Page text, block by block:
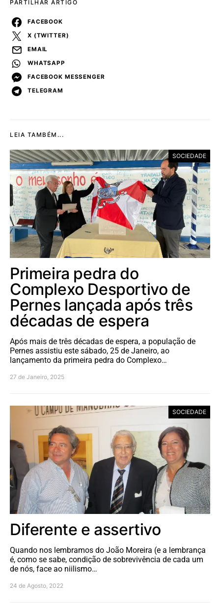
PARTILHAR ARTIGO
FACEBOOK
X (TWITTER)
EMAIL
WHATSAPP
FACEBOOK MESSENGER
TELEGRAM
LEIA TAMBÉM...
SOCIEDADE
Primeira pedra do
Complexo Desportivo de
Pernes lançada após três
décadas de espera
Após mais de três décadas de espera, a população de
Pernes assistiu este sábado, 25 de Janeiro, ao
lançamento da primeira pedra do Complexo…
27 de Janeiro, 2025
SOCIEDADE
Diferente e assertivo
Quando nos lembramos do João Moreira (e a lembrança
é, como se sabe, condição de sobrevivência de cada um
de nós, face ao niilismo…
24 de Agosto, 2022